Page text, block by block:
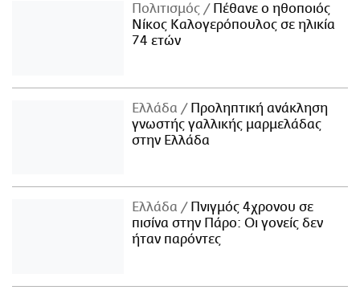
Πολιτισμός
Πέθανε ο ηθοποιός
Νίκος Καλογερόπουλος σε ηλικία
74 ετών
Ελλάδα
Προληπτική ανάκληση
γνωστής γαλλικής μαρμελάδας
στην Ελλάδα
Ελλάδα
Πνιγμός 4χρονου σε
πισίνα στην Πάρο: Οι γονείς δεν
ήταν παρόντες